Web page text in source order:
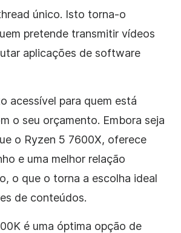
único. Isto torna-o
pretende transmitir vídeos
aplicações de software
acessível para quem está
o seu orçamento. Embora seja
o Ryzen 5 7600X, oferece
e uma melhor relação
o que o torna a escolha ideal
de conteúdos.
é uma óptima opção de